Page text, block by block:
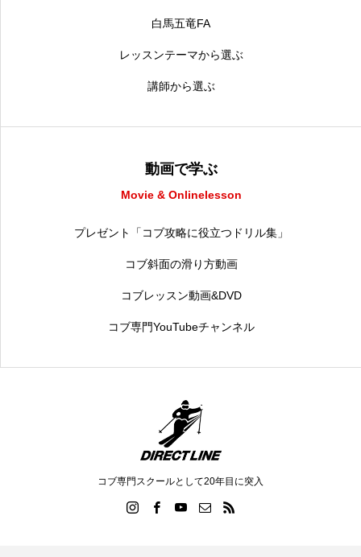
白馬五竜FA
レッスンテーマから選ぶ
講師から選ぶ
動画で学ぶ
Movie & Onlinelesson
プレゼント「コブ攻略に役立つドリル集」
コブ斜面の滑り方動画
コブレッスン動画&DVD
コブ専門YouTubeチャンネル
コブ専門スクールとして20年目に突入